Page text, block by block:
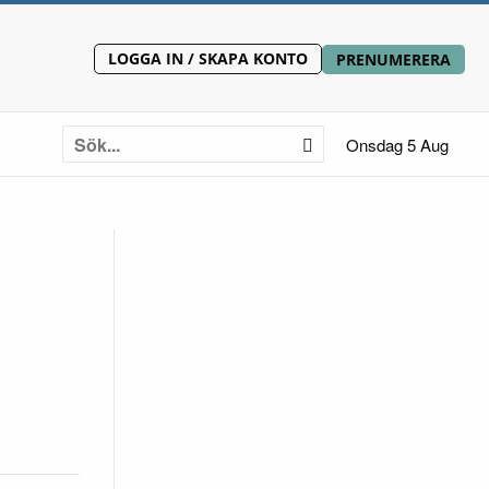
LOGGA IN / SKAPA KONTO PRENUMERERA
Onsdag 5 Aug